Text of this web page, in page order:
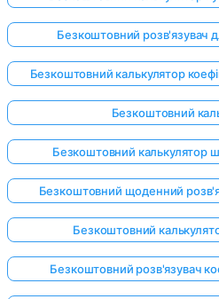
Безкоштовний розв'язувач
Безкоштовний калькулятор
Безкоштовний
Безкоштовний калькулятор
Безкоштовний щоденний
Безкоштовний
Безкоштовний розв'язувач